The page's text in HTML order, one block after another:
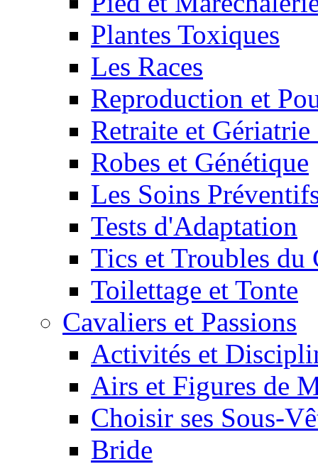
Plantes Toxiques
Les Races
Reproduction et
Retraite et
Robes et Génétique
Les Soins
Tests d'Adaptation
Tics et Troubles du
Toilettage et Tonte
Cavaliers et Passions
Activités et
Airs et Figures de
Choisir ses Sous-
Bride